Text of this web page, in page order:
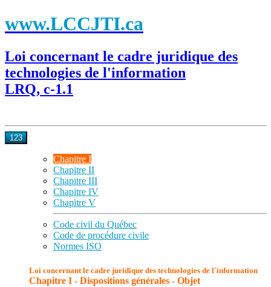
www.LCCJTI.ca
Loi concernant le cadre juridique des
technologies de l'information
LRQ, c-1.1
123
Chapitre I
Chapitre II
Chapitre III
Chapitre IV
Chapitre V
Code civil du Québec
Code de procédure civile
Normes ISO
Loi concernant le cadre juridique des technologies de l'information
Chapitre I - Dispositions générales - Objet